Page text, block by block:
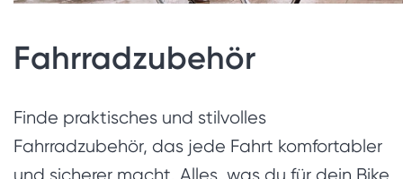
Fahrradzubehör
Finde praktisches und stilvolles
Fahrradzubehör, das jede Fahrt komfortabler